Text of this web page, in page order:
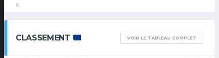
0
CLASSEMENT VOIR LE TABLEAU COMPLET